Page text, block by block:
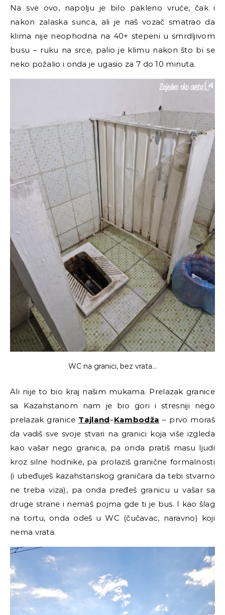
Na sve ovo, napolju je bilo pakleno vruće, čak i
nakon zalaska sunca, ali je naš vozač smatrao da
klima nije neophodna na 40+ stepeni u smrdljivom
busu – ruku na srce, palio je klimu nakon što bi se
neko požalio i onda je ugasio za 7 do 10 minuta.
WC na granici, bez vrata…
Ali nije to bio kraj našim mukama. Prelazak granice
sa Kazahstanom nam je bio gori i stresniji nego
prelazak granice Tajland–Kambodža – prvo moraš
da vadiš sve svoje stvari na granici koja više izgleda
kao vašar nego granica, pa onda pratiš masu ljudi
kroz silne hodnike, pa prolaziš granične formalnosti
(i ubeđuješ kazahstanskog graničara da tebi stvarno
ne treba viza), pa onda pređeš granicu u vašar sa
druge strane i nemaš pojma gde ti je bus. I kao šlag
na tortu, onda odeš u WC (čučavac, naravno) koji
nema vrata.